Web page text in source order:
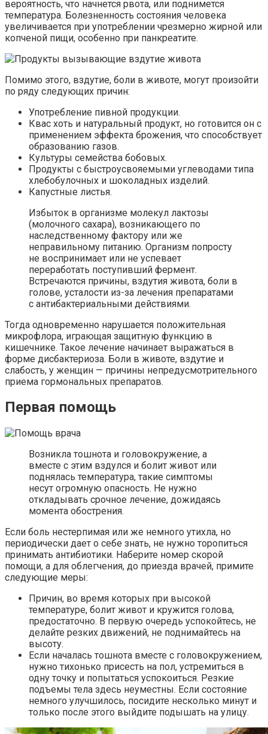
вероятность, что начнется рвота, или поднимется
температура. Болезненность состояния человека
увеличивается при употреблении чрезмерно жирной или
копченой пищи, особенно при панкреатите.
Помимо этого, вздутие, боли в животе, могут произойти
по ряду следующих причин:
Употребление пивной продукции.
Квас хоть и натуральный продукт, но готовится он с
применением эффекта брожения, что способствует
образованию газов.
Культуры семейства бобовых.
Продукты с быстроусвояемыми углеводами типа
хлебобулочных и шоколадных изделий.
Капустные листья.
Избыток в организме молекул лактозы
(молочного сахара), возникающего по
наследственному фактору или же
неправильному питанию. Организм попросту
не воспринимает или не успевает
переработать поступивший фермент.
Встречаются причины, вздутия живота, боли в
голове, усталости из-за лечения препаратами
с антибактериальными действиями.
Тогда одновременно нарушается положительная
микрофлора, играющая защитную функцию в
кишечнике. Такое лечение начинает выражаться в
форме дисбактериоза. Боли в животе, вздутие и
слабость, у женщин — причины непредусмотрительного
приема гормональных препаратов.
Первая помощь
Возникла тошнота и головокружение, а
вместе с этим вздулся и болит живот или
поднялась температура, такие симптомы
несут огромную опасность. Не нужно
откладывать срочное лечение, дожидаясь
момента обострения.
Если боль нестерпимая или же немного утихла, но
периодически дает о себе знать, не нужно торопиться
принимать антибиотики. Наберите номер скорой
помощи, а для облегчения, до приезда врачей, примите
следующие меры:
Причин, во время которых при высокой
температуре, болит живот и кружится голова,
предостаточно. В первую очередь успокойтесь, не
делайте резких движений, не поднимайтесь на
высоту.
Если началась тошнота вместе с головокружением,
нужно тихонько присесть на пол, устремиться в
одну точку и попытаться успокоиться. Резкие
подъемы тела здесь неуместны. Если состояние
немного улучшилось, посидите несколько минут и
только после этого выйдите подышать на улицу.